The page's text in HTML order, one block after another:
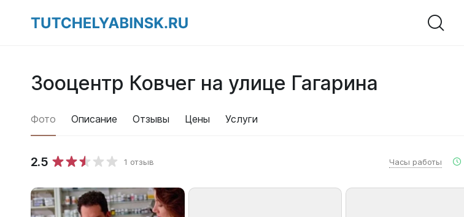
Зооцентр Ковчег на улице Гагарина
Фото Описание Отзывы Цены Услуги
2.5 1 отзыв Часы работы